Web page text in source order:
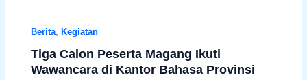
Berita, Kegiatan
Tiga Calon Peserta Magang Ikuti
Wawancara di Kantor Bahasa Provinsi